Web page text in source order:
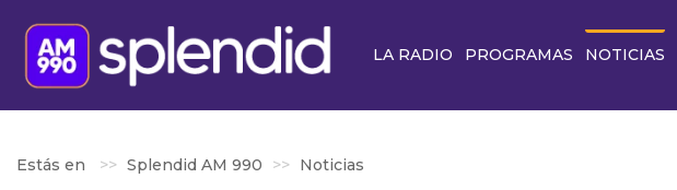
LA RADIO PROGRAMAS NOTICIAS
Estás en Splendid AM 990 Noticias